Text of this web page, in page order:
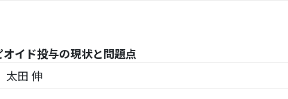
イド投与の現状と問題点
太田 伸